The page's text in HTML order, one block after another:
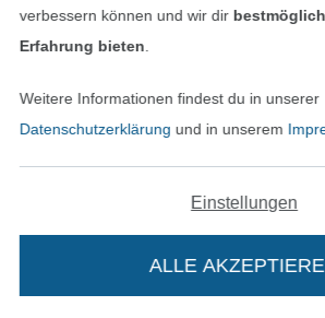
(9,00 € / 1
verbessern können und wir dir
Erfahrung bieten
Weitere Informationen findest du in unserer
Datenschutzerklärung und in unserem
Einstellungen
ALLE